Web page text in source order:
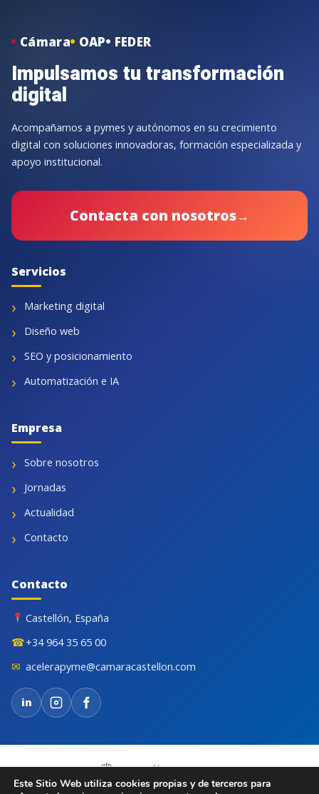
Cámara OAP FEDER
Impulsamos tu transformación
digital
Acompañamos a pymes y autónomos en su crecimiento
digital con soluciones innovadoras, formación especializada y
apoyo institucional.
Contacta con nosotros→
Servicios
Marketing digital
Diseño web
SEO y posicionamiento
Automatización e IA
Empresa
Sobre nosotros
Jornadas
Actualidad
Contacto
Contacto
Castellón, España
☎+34 964 35 65 00
✉ acelerapyme@camaracastellon.com
in
Este Sitio Web utiliza cookies propias y de terceros para